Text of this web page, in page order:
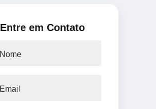
Entre em Contato